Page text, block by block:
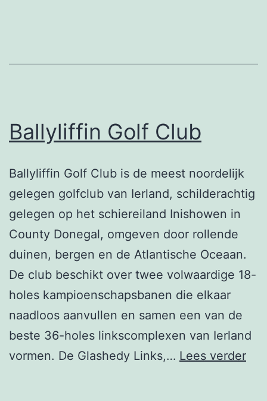
Ballyliffin Golf Club
Ballyliffin Golf Club is de meest noordelijk
gelegen golfclub van Ierland, schilderachtig
gelegen op het schiereiland Inishowen in
County Donegal, omgeven door rollende
duinen, bergen en de Atlantische Oceaan.
De club beschikt over twee volwaardige 18-
holes kampioenschapsbanen die elkaar
naadloos aanvullen en samen een van de
beste 36-holes linkscomplexen van Ierland
vormen. De Glashedy Links,… Lees verder